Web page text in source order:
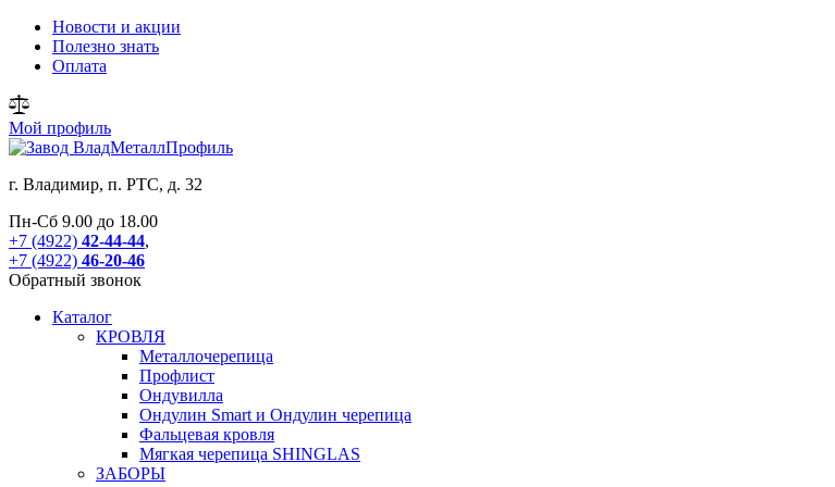
Новости и акции
Полезно знать
Оплата
Мой профиль
г. Владимир, п. РТС, д. 32
Пн-Сб 9.00 до 18.00
+7 (4922) 42-44-44,
+7 (4922) 46-20-46
Обратный звонок
Каталог
КРОВЛЯ
Металлочерепица
Профлист
Ондувилла
Ондулин Smart и Ондулин черепица
Фальцевая кровля
Мягкая черепица SHINGLAS
ЗАБОРЫ